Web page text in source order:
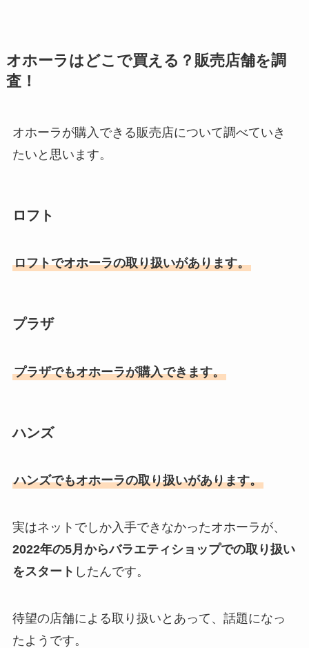
オホーラはどこで買える？販売店舗を調
査！
オホーラが購入できる販売店について調べていき
たいと思います。
ロフト
ロフトでオホーラの取り扱いがあります。
プラザ
プラザでもオホーラが購入できます。
ハンズ
ハンズでもオホーラの取り扱いがあります。
実はネットでしか入手できなかったオホーラが、
2022年の5月からバラエティショップでの取り扱い
をスタート したんです。
待望の店舗による取り扱いとあって、話題になっ
たようです。